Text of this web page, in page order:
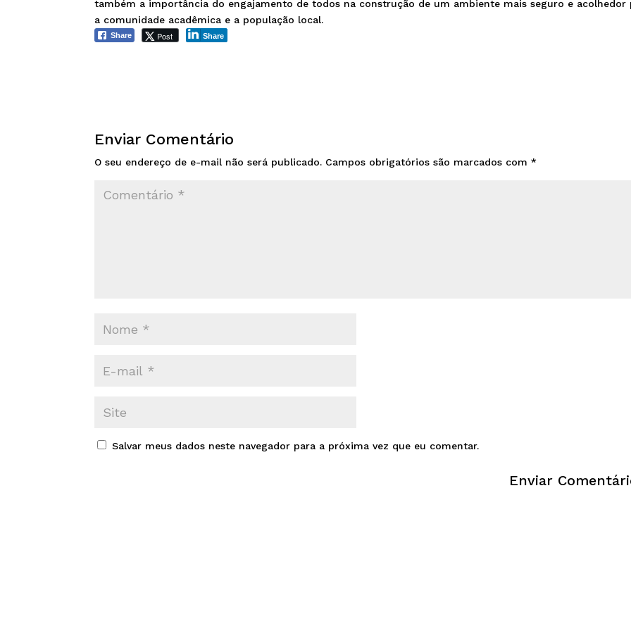
também a importância do engajamento de todos na construção de um ambiente mais seguro e acolhedor
a comunidade acadêmica e a população local.
Share Post Share
Enviar Comentário
O seu endereço de e-mail não será publicado. Campos obrigatórios são marcados com*
Salvar meus dados neste navegador para a próxima vez que eu comentar.